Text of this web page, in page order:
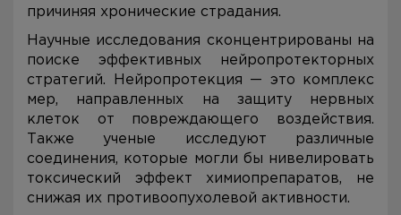
причиняя хронические страдания.
Научные исследования сконцентрированы на
поиске эффективных нейропротекторных
стратегий. Нейропротекция — это комплекс
мер, направленных на защиту нервных
клеток от повреждающего воздействия.
Также ученые исследуют различные
соединения, которые могли бы нивелировать
токсический эффект химиопрепаратов, не
снижая их противоопухолевой активности.